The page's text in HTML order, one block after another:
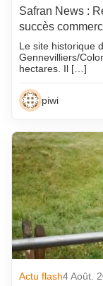
Safran News :
succès
Le site historique
Gennevilliers/
hectares. Il […]
piwi
Actu flash4 Août.